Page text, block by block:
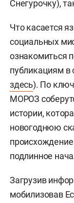
Снегурочку),
Что касается
социальных
ознакомиться
публикациям в
здесь). По
МОРОЗ
истории,
новогоднюю
подлинное
Загрузив
мобилизовав